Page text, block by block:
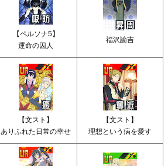
【ペルソナ5】
運命の囚人
福沢諭吉
【文スト】
ありふれた日常の幸せ
【文スト】
理想という病を愛す